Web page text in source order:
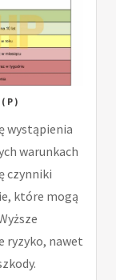
(P)
wystąpienia
warunkach
czynniki
które mogą
ryzyko, nawet